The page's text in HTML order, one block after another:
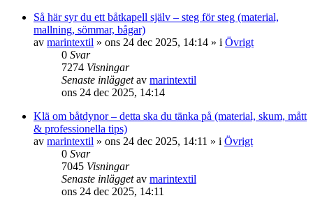
Så här syr du ett båtkapell själv – steg för steg (material,
mallning, sömmar, bågar)
av marintextil » ons 24 dec 2025, 14:14 » i Övrigt
0 Svar
7274 Visningar
Senaste inläggetav marintextil
ons 24 dec 2025, 14:14
Klä om båtdynor – detta ska du tänka på (material, skum, mått
& professionella tips)
av marintextil » ons 24 dec 2025, 14:11 » i Övrigt
0 Svar
7045 Visningar
Senaste inläggetav marintextil
ons 24 dec 2025, 14:11